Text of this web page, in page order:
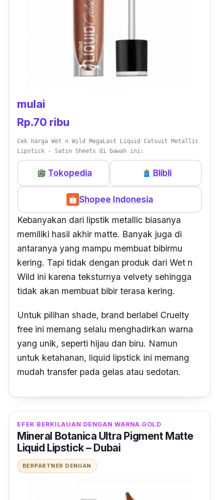
mulai
Rp.70 ribu
Cek harga Wet n Wild MegaLast Liquid Catsuit Metallic
Lipstick - Satin Sheets di bawah ini:
Tokopedia Blibli
Shopee Indonesia
Kebanyakan dari lipstik metallic biasanya
memiliki hasil akhir matte. Banyak juga di
antaranya yang mampu membuat bibirmu
kering. Tapi tidak dengan produk dari Wet n
Wild ini karena teksturnya velvety sehingga
tidak akan membuat bibir terasa kering.
Untuk pilihan shade, brand berlabel Cruelty
free ini memang selalu menghadirkan warna
yang unik, seperti hijau dan biru. Namun
untuk ketahanan, liquid lipstick ini memang
mudah transfer pada gelas atau sedotan.
EFEK BERKILAUAN DENGAN WARNA GOLD
Mineral Botanica Ultra Pigment Matte
Liquid Lipstick – Dubai
BERPARTNER DENGAN